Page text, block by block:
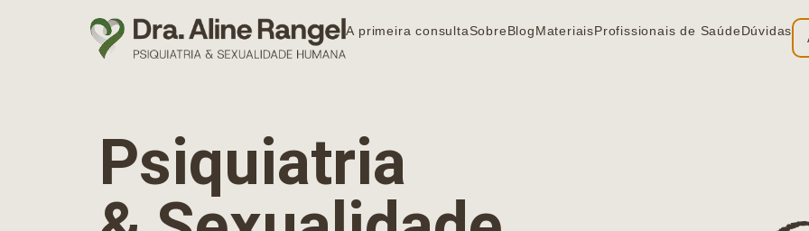
A primeira consultaSobreBlogMateriaisProfissionais de SaúdeDúvidas
Psiquiatria